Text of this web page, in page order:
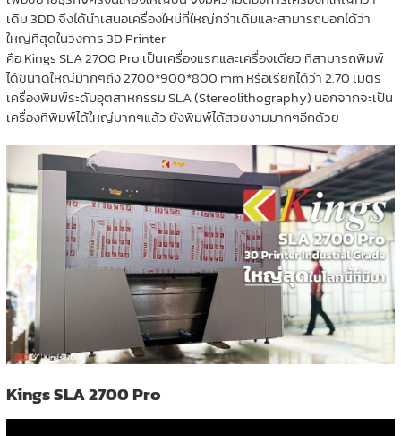
เดิม 3DD จึงได้นำเสนอเครื่องใหม่ที่ใหญ่กว่าเดิมและสามารถบอกได้ว่า
ใหญ่ที่สุดในวงการ 3D Printer
คือ Kings SLA 2700 Pro เป็นเครื่องแรกและเครื่องเดียว ที่สามารถพิมพ์
ได้ขนาดใหญ่มากๆถึง 2700*900*800 mm หรือเรียกได้ว่า 2.70 เมตร
เครื่องพิมพ์ระดับอุตสาหกรรม SLA (Stereolithography) นอกจากจะเป็น
เครื่องที่พิมพ์ได้ใหญ่มากๆแล้ว ยังพิมพ์ได้สวยงามมากๆอีกด้วย
Kings SLA 2700 Pro